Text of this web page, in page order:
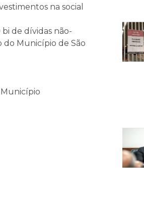
na social
de dívidas não-
do Município de São